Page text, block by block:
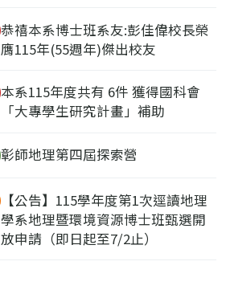
恭禧本系博士班系友:彭佳偉校長榮
膺115年(55週年)傑出校友
本系115年度共有 6件 獲得國科會
「大專學生研究計畫」補助
彰師地理第四屆探索營
【公告】115學年度第1次逕讀地理
學系地理暨環境資源博士班甄選開
放申請（即日起至7/2止）